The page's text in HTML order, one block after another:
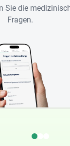
Sie die
Fragen.